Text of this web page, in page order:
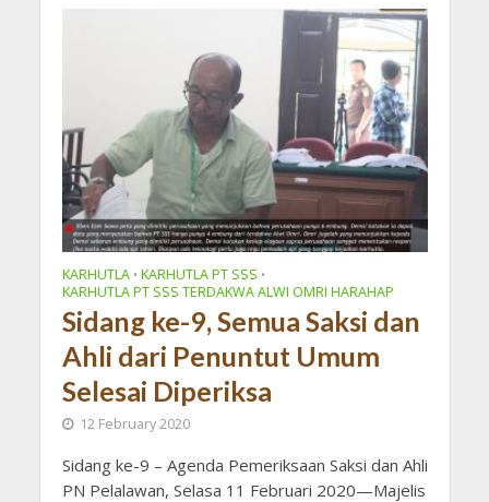
KARHUTLA • KARHUTLA PT SSS •
KARHUTLA PT SSS TERDAKWA ALWI OMRI HARAHAP
Sidang ke-9, Semua Saksi dan
Ahli dari Penuntut Umum
Selesai Diperiksa
12 February 2020
Sidang ke-9 – Agenda Pemeriksaan Saksi dan Ahli
PN Pelalawan, Selasa 11 Februari 2020—Majelis